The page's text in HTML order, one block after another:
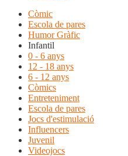
Còmic
Escola de pares
Humor Gràfic
Infantil
0 - 6 anys
12 - 18 anys
6 - 12 anys
Còmics
Entreteniment
Escola de pares
Jocs d'estimulació
Influencers
Juvenil
Videojocs